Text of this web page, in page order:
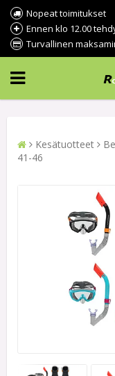
Nopeat toimitukset
Ennen klo 12.00
Turvallinen
Kesätuotteet
41-46